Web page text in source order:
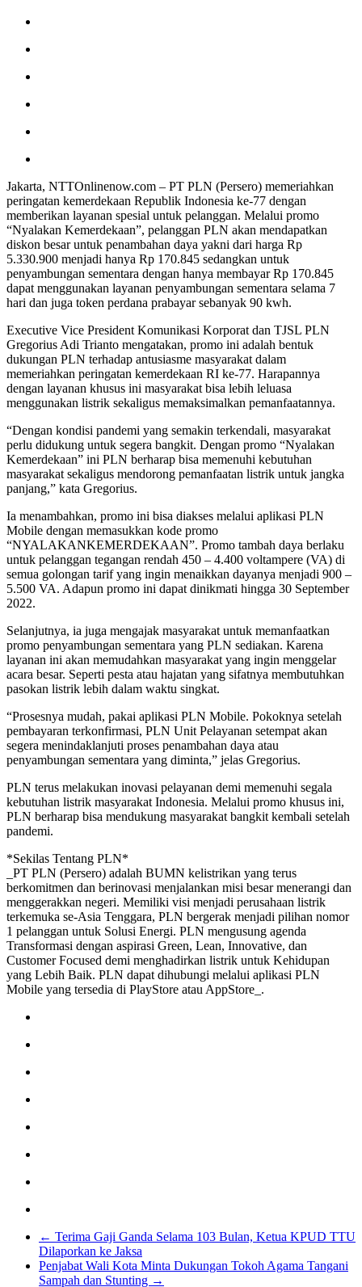
Jakarta, NTTOnlinenow.com – PT PLN (Persero) memeriahkan
peringatan kemerdekaan Republik Indonesia ke-77 dengan
memberikan layanan spesial untuk pelanggan. Melalui promo
“Nyalakan Kemerdekaan”, pelanggan PLN akan mendapatkan
diskon besar untuk penambahan daya yakni dari harga Rp
5.330.900 menjadi hanya Rp 170.845 sedangkan untuk
penyambungan sementara dengan hanya membayar Rp 170.845
dapat menggunakan layanan penyambungan sementara selama 7
hari dan juga token perdana prabayar sebanyak 90 kwh.
Executive Vice President Komunikasi Korporat dan TJSL PLN
Gregorius Adi Trianto mengatakan, promo ini adalah bentuk
dukungan PLN terhadap antusiasme masyarakat dalam
memeriahkan peringatan kemerdekaan RI ke-77. Harapannya
dengan layanan khusus ini masyarakat bisa lebih leluasa
menggunakan listrik sekaligus memaksimalkan pemanfaatannya.
“Dengan kondisi pandemi yang semakin terkendali, masyarakat
perlu didukung untuk segera bangkit. Dengan promo “Nyalakan
Kemerdekaan” ini PLN berharap bisa memenuhi kebutuhan
masyarakat sekaligus mendorong pemanfaatan listrik untuk jangka
panjang,” kata Gregorius.
Ia menambahkan, promo ini bisa diakses melalui aplikasi PLN
Mobile dengan memasukkan kode promo
“NYALAKANKEMERDEKAAN”. Promo tambah daya berlaku
untuk pelanggan tegangan rendah 450 – 4.400 voltampere (VA) di
semua golongan tarif yang ingin menaikkan dayanya menjadi 900 –
5.500 VA. Adapun promo ini dapat dinikmati hingga 30 September
2022.
Selanjutnya, ia juga mengajak masyarakat untuk memanfaatkan
promo penyambungan sementara yang PLN sediakan. Karena
layanan ini akan memudahkan masyarakat yang ingin menggelar
acara besar. Seperti pesta atau hajatan yang sifatnya membutuhkan
pasokan listrik lebih dalam waktu singkat.
“Prosesnya mudah, pakai aplikasi PLN Mobile. Pokoknya setelah
pembayaran terkonfirmasi, PLN Unit Pelayanan setempat akan
segera menindaklanjuti proses penambahan daya atau
penyambungan sementara yang diminta,” jelas Gregorius.
PLN terus melakukan inovasi pelayanan demi memenuhi segala
kebutuhan listrik masyarakat Indonesia. Melalui promo khusus ini,
PLN berharap bisa mendukung masyarakat bangkit kembali setelah
pandemi.
*Sekilas Tentang PLN*
_PT PLN (Persero) adalah BUMN kelistrikan yang terus
berkomitmen dan berinovasi menjalankan misi besar menerangi dan
menggerakkan negeri. Memiliki visi menjadi perusahaan listrik
terkemuka se-Asia Tenggara, PLN bergerak menjadi pilihan nomor
1 pelanggan untuk Solusi Energi. PLN mengusung agenda
Transformasi dengan aspirasi Green, Lean, Innovative, dan
Customer Focused demi menghadirkan listrik untuk Kehidupan
yang Lebih Baik. PLN dapat dihubungi melalui aplikasi PLN
Mobile yang tersedia di PlayStore atau AppStore_.
← Terima Gaji Ganda Selama 103 Bulan, Ketua KPUD TTU
Dilaporkan ke Jaksa
Penjabat Wali Kota Minta Dukungan Tokoh Agama Tangani
Sampah dan Stunting →